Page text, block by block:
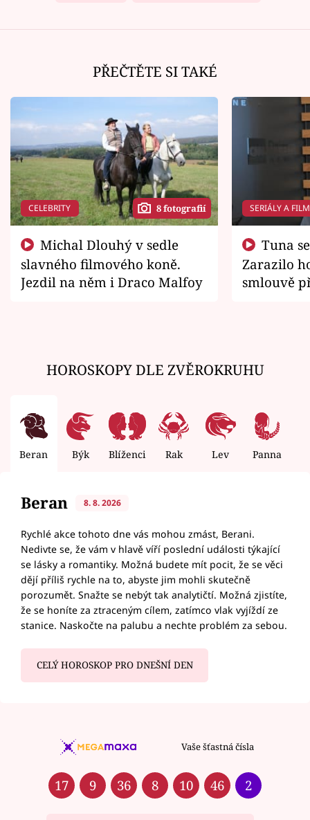
PŘEČTĚTE SI TAKÉ
CELEBRITY 8 fotografií
slavného filmového koně.
Jezdil na něm i Draco Malfoy
SERIÁLY A
Zarazilo
smlouvě
HOROSKOPY DLE ZVĚROKRUHU
Beran Býk Blíženci Rak Lev Panna
Beran 8. 8. 2026
Rychlé akce tohoto dne vás mohou zmást, Berani.
Nedivte se, že vám v hlavě víří poslední události týkající
se lásky a romantiky. Možná budete mít pocit, že se věci
dějí příliš rychle na to, abyste jim mohli skutečně
porozumět. Snažte se nebýt tak analytičtí. Možná zjistíte,
že se honíte za ztraceným cílem, zatímco vlak vyjíždí ze
stanice. Naskočte na palubu a nechte problém za sebou.
CELÝ HOROSKOP PRO DNEŠNÍ DEN
Vaše šťastná čísla
17 9 36 8 10 46 2